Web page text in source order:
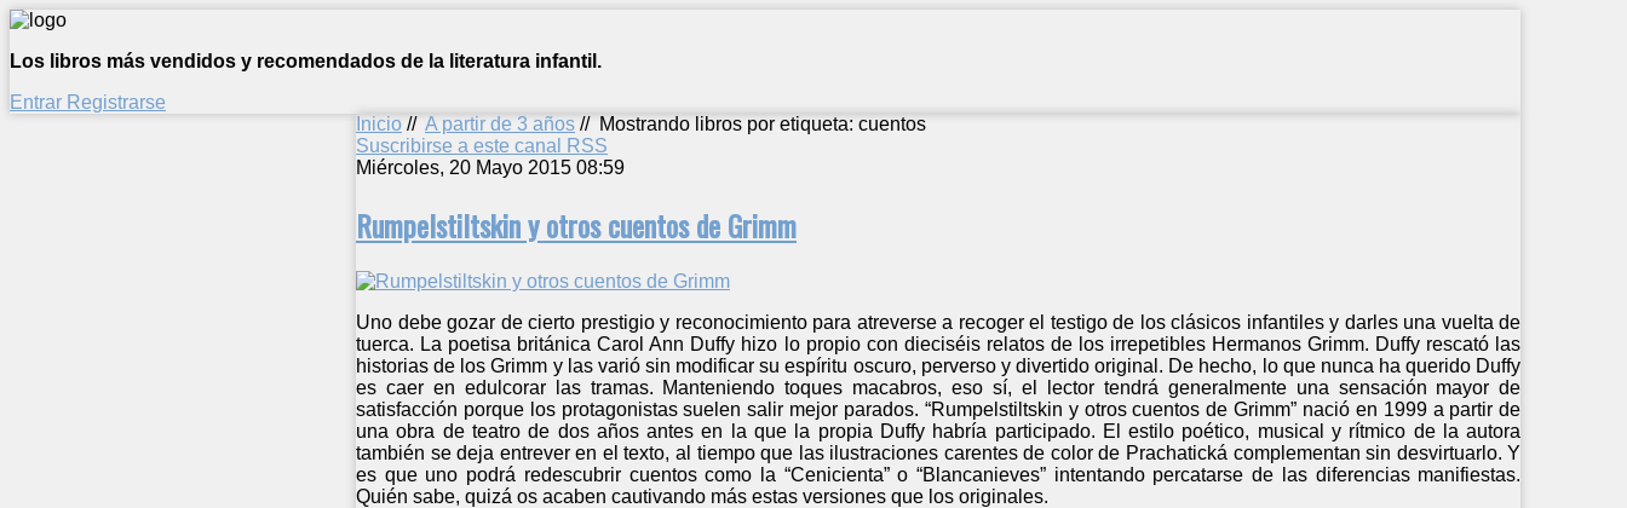
Los libros más vendidos y recomendados de la literatura infantil.
Entrar Registrarse
Inicio // A partir de 3 años // Mostrando libros por etiqueta: cuentos
Suscribirse a este canal RSS
Miércoles, 20 Mayo 2015 08:59
Rumpelstiltskin y otros cuentos de Grimm
Uno debe gozar de cierto prestigio y reconocimiento para atreverse a recoger el testigo de los clásicos infantiles y darles una vuelta de
tuerca. La poetisa británica Carol Ann Duffy hizo lo propio con dieciséis relatos de los irrepetibles Hermanos Grimm. Duffy rescató las
historias de los Grimm y las varió sin modificar su espíritu oscuro, perverso y divertido original. De hecho, lo que nunca ha querido Duffy
es caer en edulcorar las tramas. Manteniendo toques macabros, eso sí, el lector tendrá generalmente una sensación mayor de
satisfacción porque los protagonistas suelen salir mejor parados. “Rumpelstiltskin y otros cuentos de Grimm” nació en 1999 a partir de
una obra de teatro de dos años antes en la que la propia Duffy habría participado. El estilo poético, musical y rítmico de la autora
también se deja entrever en el texto, al tiempo que las ilustraciones carentes de color de Prachatická complementan sin desvirtuarlo. Y
es que uno podrá redescubrir cuentos como la “Cenicienta” o “Blancanieves” intentando percatarse de las diferencias manifiestas.
Quién sabe, quizá os acaben cautivando más estas versiones que los originales.